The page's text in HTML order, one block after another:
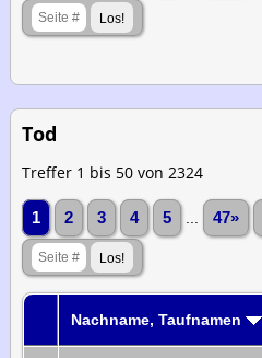
Tod
Treffer 1 bis 50 von 2324
1 2 3 4 5 47»
Nachname, Taufnamen